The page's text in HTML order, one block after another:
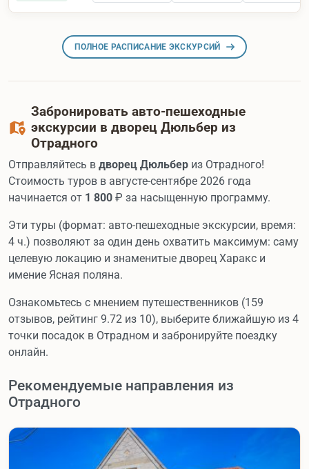
ПОЛНОЕ РАСПИСАНИЕ ЭКСКУРСИЙ
Забронировать авто-пешеходные
экскурсии в дворец Дюльбер из
Отрадного
Отправляйтесь в дворец Дюльбер из Отрадного!
Стоимость туров в августе-сентябре 2026 года
начинается от 1 800 ₽ за насыщенную программу.
Эти туры (формат: авто-пешеходные экскурсии, время:
4 ч.) позволяют за один день охватить максимум: саму
целевую локацию и знаменитые дворец Харакс и
имение Ясная поляна.
Ознакомьтесь с мнением путешественников (159
отзывов, рейтинг 9.72 из 10), выберите ближайшую из 4
точки посадок в Отрадном и забронируйте поездку
онлайн.
Рекомендуемые направления из
Отрадного